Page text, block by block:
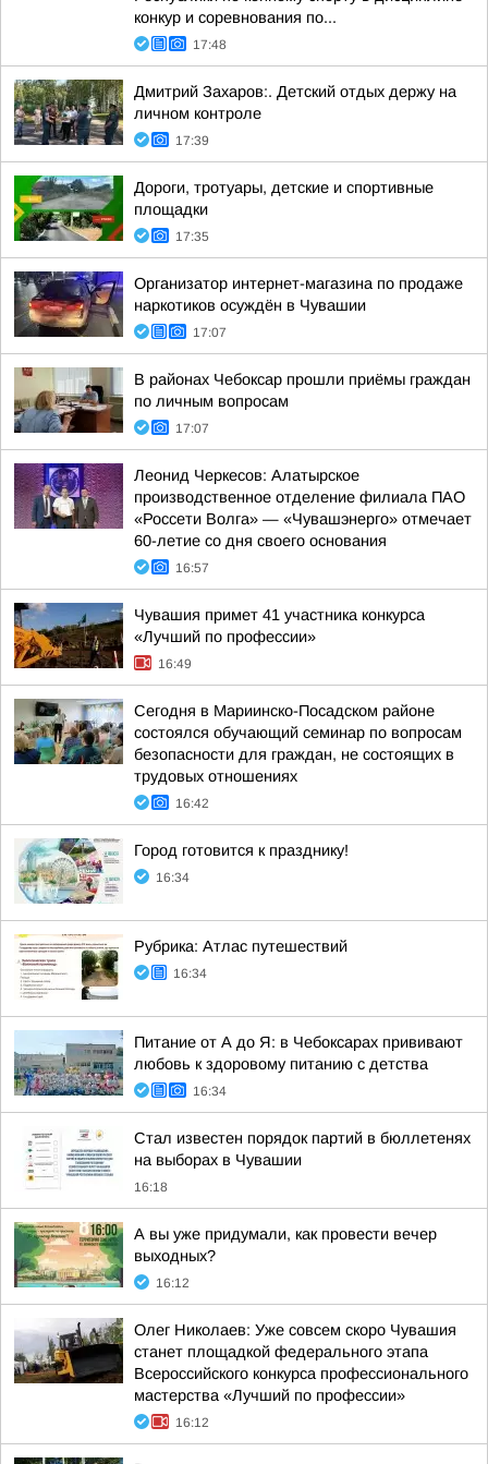
конкур и соревнования по...
17:48
Дмитрий Захаров:. Детский отдых держу на
личном контроле
17:39
Дороги, тротуары, детские и спортивные
площадки
17:35
Организатор интернет-магазина по продаже
наркотиков осуждён в Чувашии
17:07
В районах Чебоксар прошли приёмы граждан
по личным вопросам
17:07
Леонид Черкесов: Алатырское
производственное отделение филиала ПАО
«Россети Волга» — «Чувашэнерго» отмечает
60-летие со дня своего основания
16:57
Чувашия примет 41 участника конкурса
«Лучший по профессии»
16:49
Сегодня в Мариинско-Посадском районе
состоялся обучающий семинар по вопросам
безопасности для граждан, не состоящих в
трудовых отношениях
16:42
Город готовится к празднику!
16:34
Рубрика: Атлас путешествий
16:34
Питание от А до Я: в Чебоксарах прививают
любовь к здоровому питанию с детства
16:34
Стал известен порядок партий в бюллетенях
на выборах в Чувашии
16:18
А вы уже придумали, как провести вечер
выходных?
16:12
Олег Николаев: Уже совсем скоро Чувашия
станет площадкой федерального этапа
Всероссийского конкурса профессионального
мастерства «Лучший по профессии»
16:12